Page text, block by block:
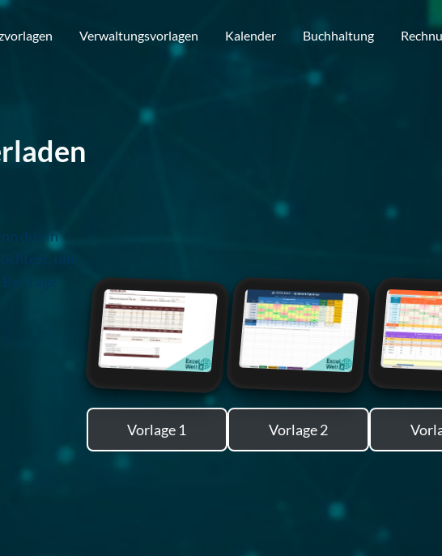
Verwaltungsvorlagen Kalender Buchhaltung
du ein
um
Beiträge
Vorlage 1 Vorlage 2